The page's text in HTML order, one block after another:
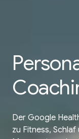
Der Google
zu Fitness,